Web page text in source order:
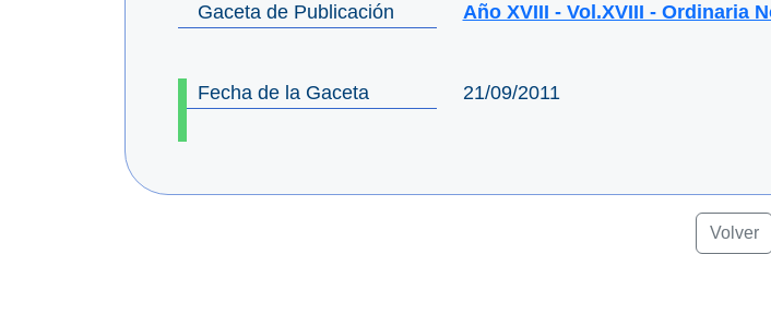
Gaceta de Publicación Año XVIII - Vol.XVIII - Ordinaria
Fecha de la Gaceta 21/09/2011
Volver